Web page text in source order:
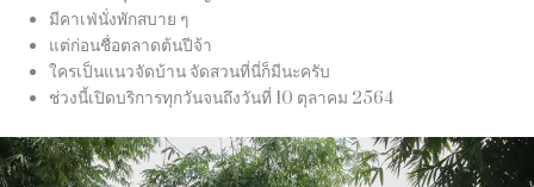
มีคาเฟ่นั่งพักสบาย ๆ
แต่ก่อนชื่อตลาดต้นปีจ้า
ใครเป็นแนวจัดบ้าน จัดสวนที่นี่ก็มีนะครับ
ช่วงนี้เปิดบริการทุกวันจนถึงวันที่ 10 ตุลาคม 2564